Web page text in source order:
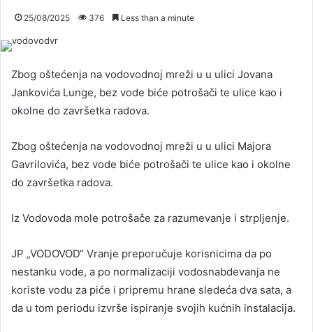
25/08/2025 376 Less than a minute
Zbog oštećenja na vodovodnoj mreži u u ulici Jovana
Jankovića Lunge, bez vode biće potrošači te ulice kao i
okolne do završetka radova.
Zbog oštećenja na vodovodnoj mreži u u ulici Majora
Gavrilovića, bez vode biće potrošači te ulice kao i okolne
do završetka radova.
Iz Vodovoda mole potrošače za razumevanje i strpljenje.
JP „VODOVOD“ Vranje preporučuje korisnicima da po
nestanku vode, a po normalizaciji vodosnabdevanja ne
koriste vodu za piće i pripremu hrane sledeća dva sata, a
da u tom periodu izvrše ispiranje svojih kućnih instalacija.